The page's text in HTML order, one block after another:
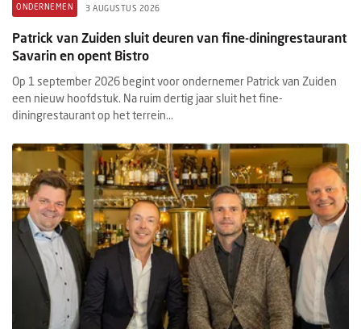
ONDERNEMEN 3 AUGUSTUS 2026
Patrick van Zuiden sluit deuren van fine-diningrestaurant
Savarin en opent Bistro
Op 1 september 2026 begint voor ondernemer Patrick van Zuiden
een nieuw hoofdstuk. Na ruim dertig jaar sluit het fine-
diningrestaurant op het terrein...